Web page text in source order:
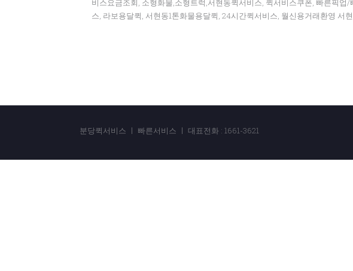
비스요금조회, 소형화물,소형트럭,서현동퀵서비스, 퀵서비스쿠폰, 빠른픽
스, 라보용달퀵, 서현동1톤화물용달퀵, 24시간퀵서비스, 월신용거래환영
분당퀵서비스 ㅣ 빠른서비스 ㅣ 대표전화 : 1661-3621